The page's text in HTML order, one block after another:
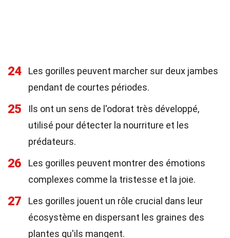
24
Les gorilles peuvent marcher sur deux jambes
pendant de courtes périodes.
25
Ils ont un sens de l'odorat très développé,
utilisé pour détecter la nourriture et les
prédateurs.
26
Les gorilles peuvent montrer des émotions
complexes comme la tristesse et la joie.
27
Les gorilles jouent un rôle crucial dans leur
écosystème en dispersant les graines des
plantes qu'ils mangent.